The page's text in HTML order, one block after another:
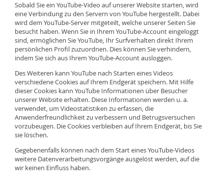
Sobald Sie ein YouTube-Video auf unserer Website starten, wird
eine Verbindung zu den Servern von YouTube hergestellt. Dabei
wird dem YouTube-Server mitgeteilt, welche unserer Seiten Sie
besucht haben. Wenn Sie in Ihrem YouTube-Account eingeloggt
sind, ermöglichen Sie YouTube, Ihr Surfverhalten direkt Ihrem
persönlichen Profil zuzuordnen. Dies können Sie verhindern,
indem Sie sich aus Ihrem YouTube-Account ausloggen.
Des Weiteren kann YouTube nach Starten eines Videos
verschiedene Cookies auf Ihrem Endgerät speichern. Mit Hilfe
dieser Cookies kann YouTube Informationen über Besucher
unserer Website erhalten. Diese Informationen werden u. a.
verwendet, um Videostatistiken zu erfassen, die
Anwenderfreundlichkeit zu verbessern und Betrugsversuchen
vorzubeugen. Die Cookies verbleiben auf Ihrem Endgerät, bis Sie
sie löschen.
Gegebenenfalls können nach dem Start eines YouTube-Videos
weitere Datenverarbeitungsvorgänge ausgelöst werden, auf die
wir keinen Einfluss haben.